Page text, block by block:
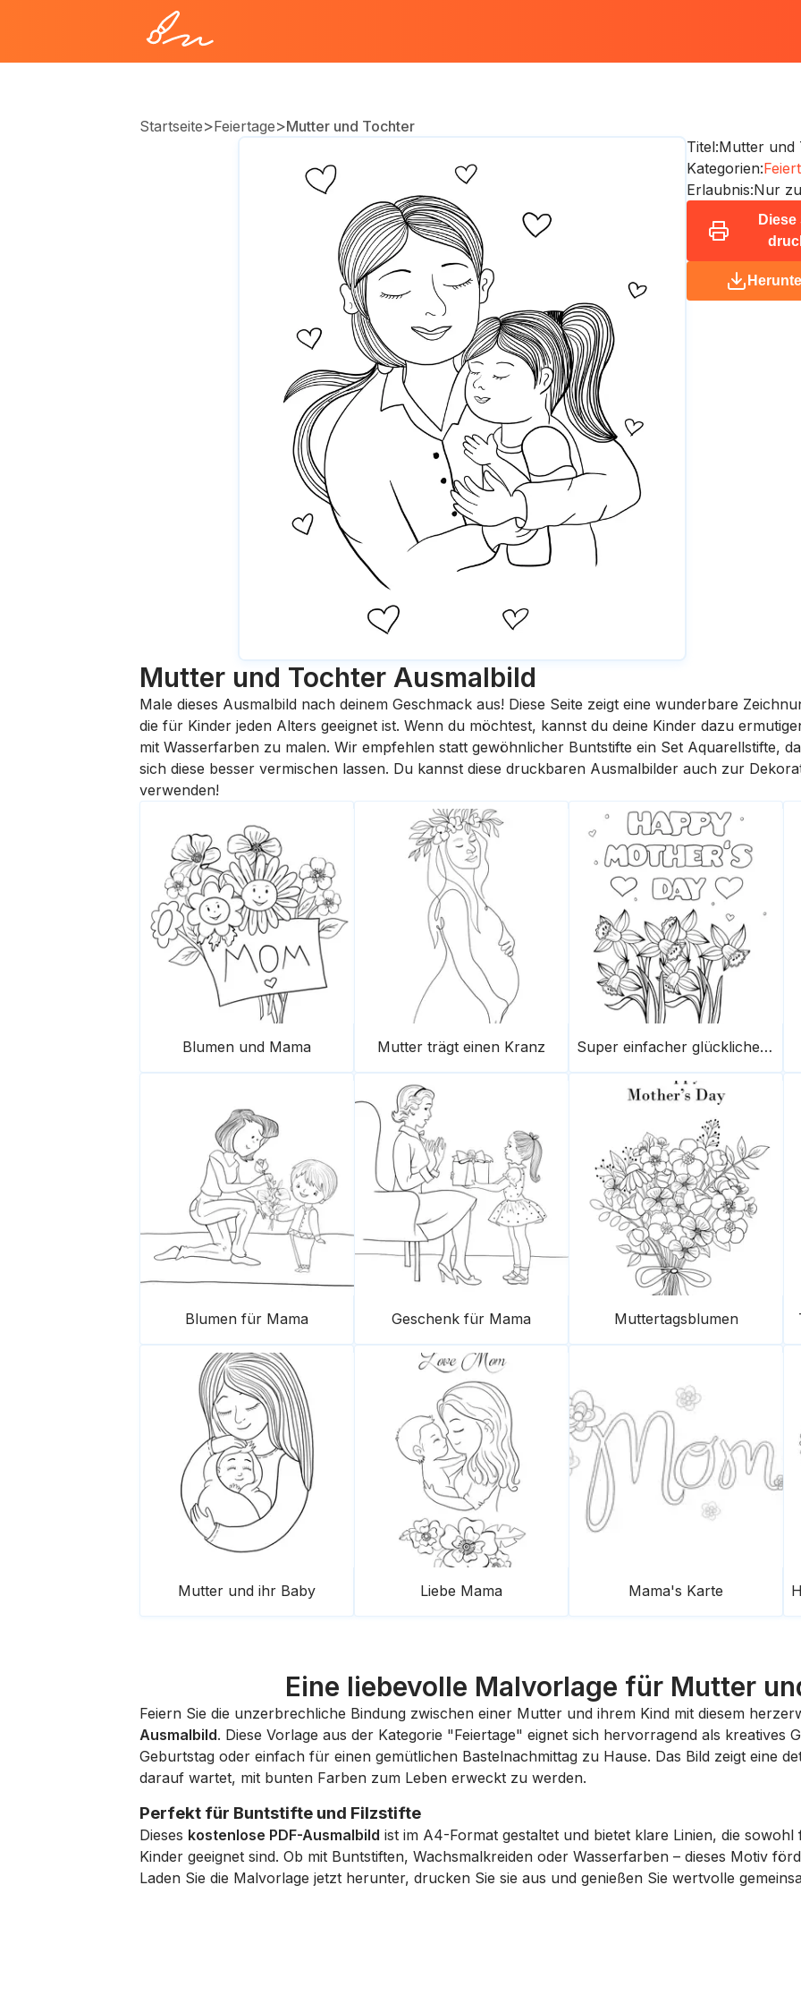
Startseite>Feiertage>Mutter und Tochter
Titel:Mutter und
Kategorien:
Erlaubnis:Nur
Diese
Mutter und Tochter Ausmalbild
Male dieses Ausmalbild nach deinem Geschmack aus! Diese Seite zeigt eine wunderbare
die für Kinder jeden Alters geeignet ist. Wenn du möchtest, kannst du deine Kinder dazu
mit Wasserfarben zu malen. Wir empfehlen statt gewöhnlicher Buntstifte ein Set Aquarellstifte, da
sich diese besser vermischen lassen. Du kannst diese druckbaren Ausmalbilder auch zur
verwenden!
Blumen und Mama Mutter trägt einen Kranz Super einfacher glücklicher Muttertag
Blumen für Mama Geschenk für Mama Muttertagsblumen
Mutter und ihr Baby Liebe Mama Mama's Karte
Eine liebevolle Malvorlage für Mutter
Feiern Sie die unzerbrechliche Bindung zwischen einer Mutter und ihrem Kind mit diesem
Ausmalbild. Diese Vorlage aus der Kategorie "Feiertage" eignet sich hervorragend als kreatives
Geburtstag oder einfach für einen gemütlichen Bastelnachmittag zu Hause. Das Bild zeigt eine
darauf wartet, mit bunten Farben zum Leben erweckt zu werden.
Perfekt für Buntstifte und Filzstifte
Dieses kostenlose PDF-Ausmalbild ist im A4-Format gestaltet und bietet klare Linien, die
Kinder geeignet sind. Ob mit Buntstiften, Wachsmalkreiden oder Wasserfarben – dieses Motiv
Laden Sie die Malvorlage jetzt herunter, drucken Sie sie aus und genießen Sie wertvolle